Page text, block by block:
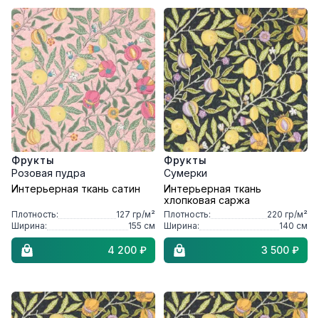
Фрукты
Розовая пудра
Интерьерная ткань сатин
Плотность: 127 гр/м²
Ширина:
155 см
4 200 ₽
Фрукты
Сумерки
Интерьерная ткань
хлопковая саржа
Плотность: 220 гр/м²
Ширина:
140 см
3 500 ₽